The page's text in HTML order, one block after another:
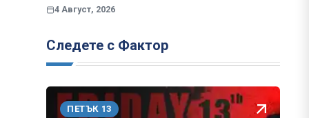
4 Август, 2026
Следете с Фактор
ПЕТЪК 13